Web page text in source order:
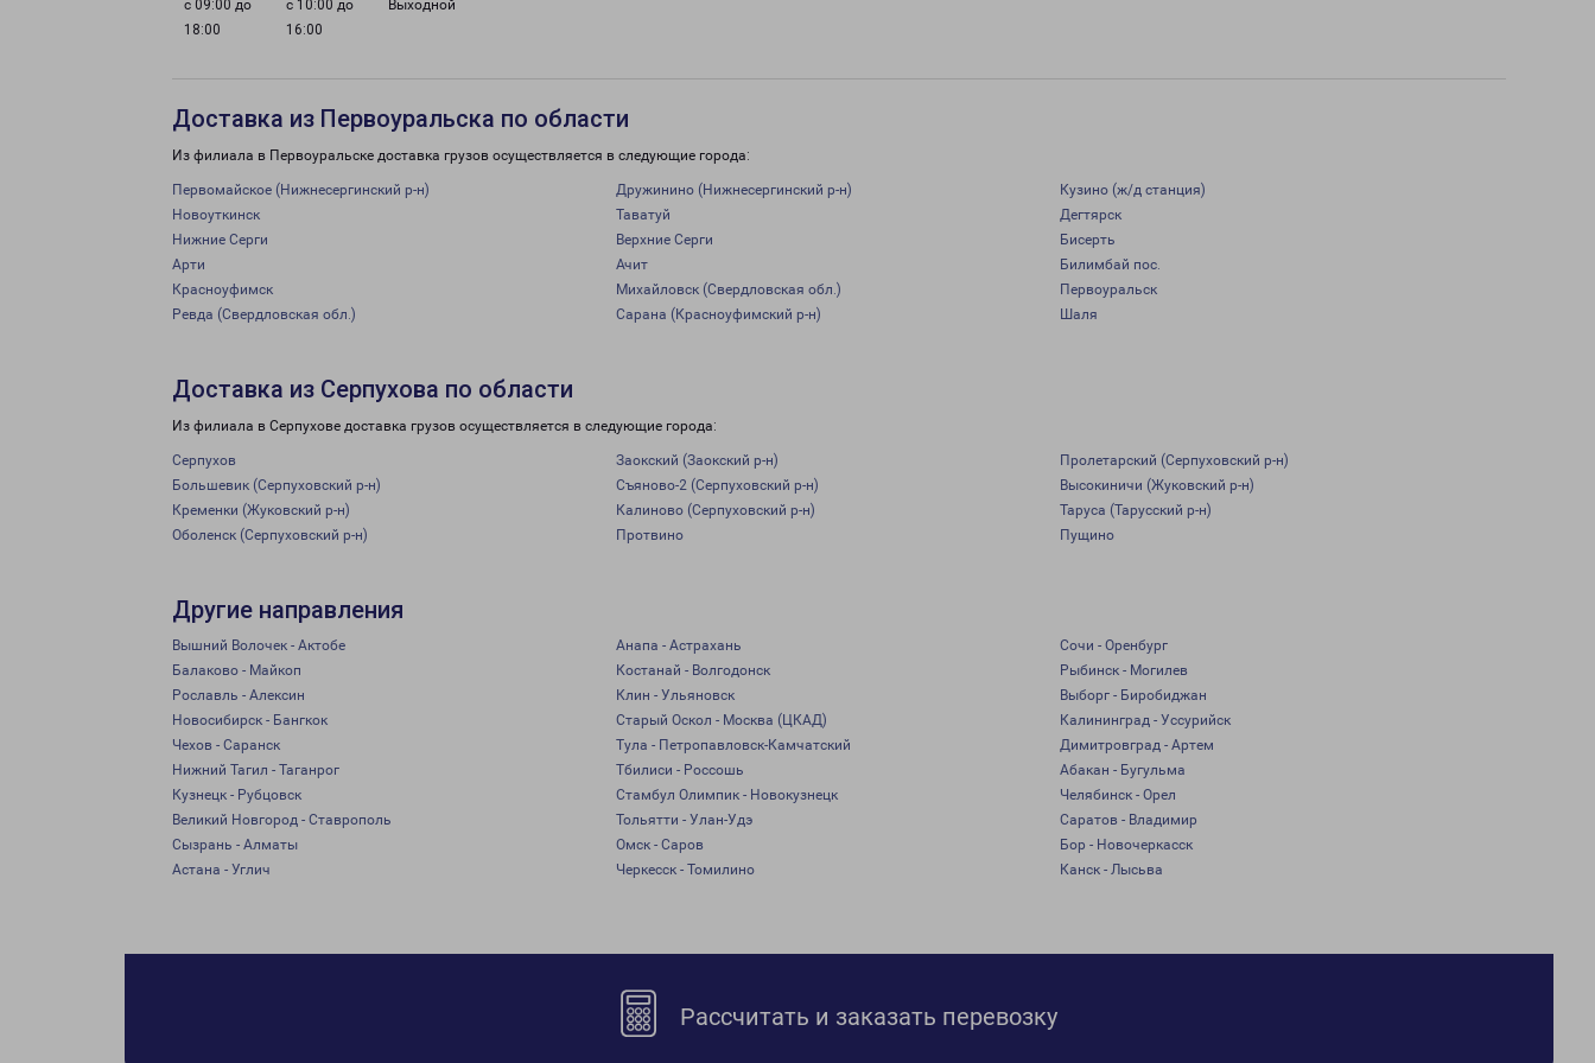
с 09:00 до
18:00
с 10:00 до
16:00
Выходной
Доставка из Первоуральска по области
Из филиала в Первоуральске доставка грузов осуществляется в следующие города:
Первомайское (Нижнесергинский р-н) Дружинино (Нижнесергинский р-н)
Кузино (ж/д станция)
Новоуткинск
Таватуй
Дегтярск
Нижние Серги
Верхние Серги
Бисерть
Арти
Ачит
Билимбай пос.
Красноуфимск
Михайловск (Свердловская обл.)
Первоуральск
Ревда (Свердловская обл.)
Сарана (Красноуфимский р-н) Шаля
Доставка из Серпухова по области
Из филиала в Серпухове доставка грузов осуществляется в следующие города:
Серпухов Заокский (Заокский р-н)
Пролетарский (Серпуховский р-н)
Большевик (Серпуховский р-н)
Съяново-2 (Серпуховский р-н)
Высокиничи (Жуковский р-н)
Кременки (Жуковский р-н)
Калиново (Серпуховский р-н)
Таруса (Тарусский р-н)
Оболенск (Серпуховский р-н)
Протвино Пущино
Другие направления
Вышний Волочек - Актобе Анапа - Астрахань
Сочи - Оренбург
Балаково - Майкоп
Костанай - Волгодонск
Рыбинск - Могилев
Рославль - Алексин
Клин - Ульяновск
Выборг - Биробиджан
Новосибирск - Бангкок
Старый Оскол - Москва (ЦКАД)
Калининград - Уссурийск
Чехов - Саранск
Тула - Петропавловск-Камчатский
Димитровград - Артем
Нижний Тагил - Таганрог
Тбилиси - Россошь
Абакан - Бугульма
Кузнецк - Рубцовск
Стамбул Олимпик - Новокузнецк
Челябинск - Орел
Великий Новгород - Ставрополь
Тольятти - Улан-Удэ
Саратов - Владимир
Сызрань - Алматы
Омск - Саров
Бор - Новочеркасск
Астана - Углич
Черкесск - Томилино Канск - Лысьва
Рассчитать и заказать перевозку